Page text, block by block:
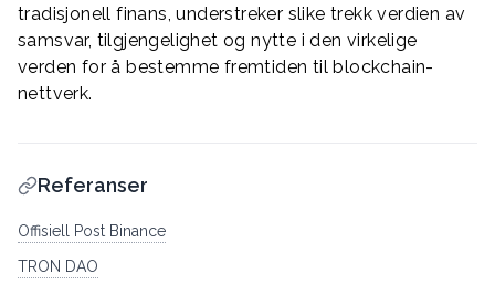
tradisjonell finans, understreker slike trekk verdien av
samsvar, tilgjengelighet og nytte i den virkelige
verden for å bestemme fremtiden til blockchain-
nettverk.
Referanser
Offisiell Post Binance
TRON DAO